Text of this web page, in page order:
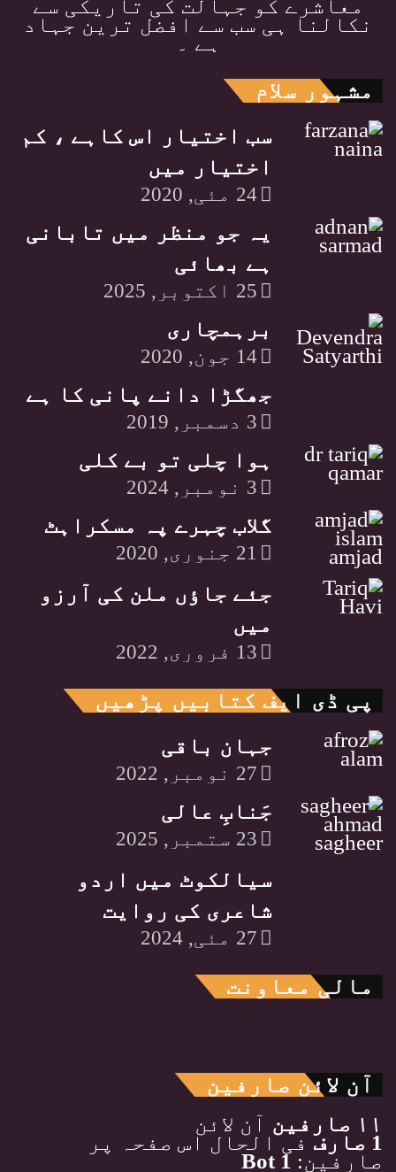
معاشرے کو جہالت کی تاریکی سے
نکالنا ہی سب سے افضل ترین جہاد
ہے ۔
مشہور سلام
سب اختیار اس کاہے ، کم
اختیار میں
24 مئی, 2020
یہ جو منظر میں تابانی
ہے بھائی
25 اکتوبر, 2025
برہمچاری
14 جون, 2020
جھگڑا دانے پانی کا ہے
3 دسمبر, 2019
ہوا چلی تو بے کلی
3 نومبر, 2024
گلاب چہرے پہ مسکراہٹ
21 جنوری, 2020
جئے جاٶں ملن کی آرزو
میں
13 فروری, 2022
پی ڈی ایف کتابیں پڑھیں
جہان باقی
27 نومبر, 2022
جَنابِ عالی
23 ستمبر, 2025
سیالکوٹ میں اردو
شاعری کی روایت
27 مئی, 2024
مالی معاونت
آن لائن صارفین
۱۱ صارفین آن لائن
1 صارف فی الحال اس صفحہ پر
صارفین: 1 Bot